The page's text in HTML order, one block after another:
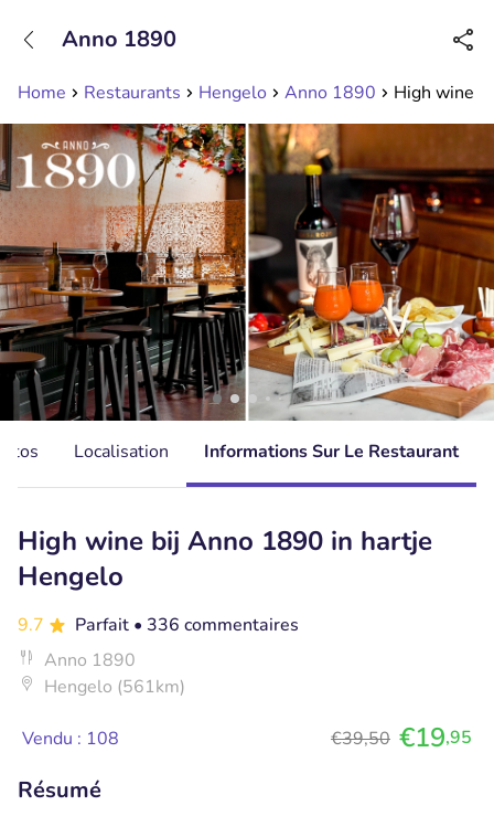
Disponible jusqu'à 23:00 heures
Home Restaurants Hengelo Anno 1890 High wine
Anno 1890
Localisation Informations Sur Le Restaurant
High wine bij Anno 1890 in hartje
Hengelo
9.7 Parfait • 336 commentaires
Anno 1890
Hengelo (561km)
Vendu : 108 €39,50 €19,95
Résumé